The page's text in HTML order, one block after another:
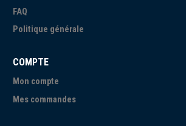
FAQ
Politique générale
COMPTE
Mon compte
Mes commandes